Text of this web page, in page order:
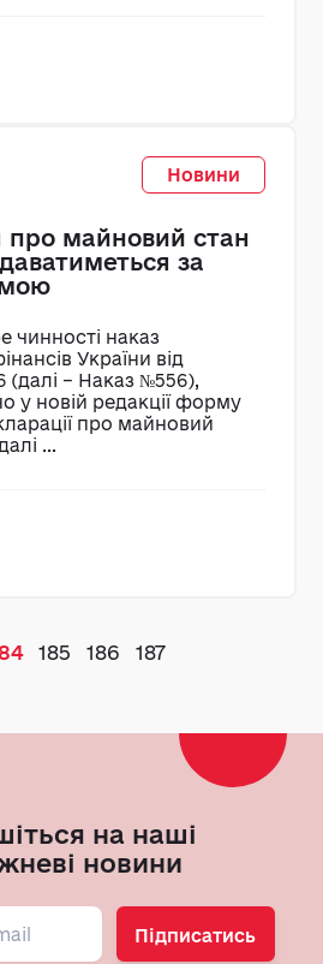
Новини
про майновий стан
за
чинності наказ
України від
(далі – Наказ №556),
у новій редакції форму
про майновий
...
185 186 187
на наші
новини
Підписатись